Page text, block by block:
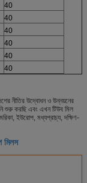
40
40
40
40
40
40
নীতির উদ্বোধন ও উন্নয়নের
শুরু করছি এবং এখন টিউব মিল
ইউরোপ, মধ্যপ্রাচ্য, দক্ষিণ-
মিলস